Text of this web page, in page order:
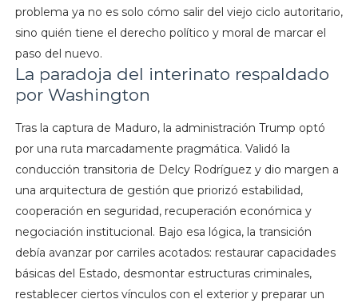
problema ya no es solo cómo salir del viejo ciclo autoritario,
sino quién tiene el derecho político y moral de marcar el
paso del nuevo.
La paradoja del interinato respaldado
por Washington
Tras la captura de Maduro, la administración Trump optó
por una ruta marcadamente pragmática. Validó la
conducción transitoria de Delcy Rodríguez y dio margen a
una arquitectura de gestión que priorizó estabilidad,
cooperación en seguridad, recuperación económica y
negociación institucional. Bajo esa lógica, la transición
debía avanzar por carriles acotados: restaurar capacidades
básicas del Estado, desmontar estructuras criminales,
restablecer ciertos vínculos con el exterior y preparar un